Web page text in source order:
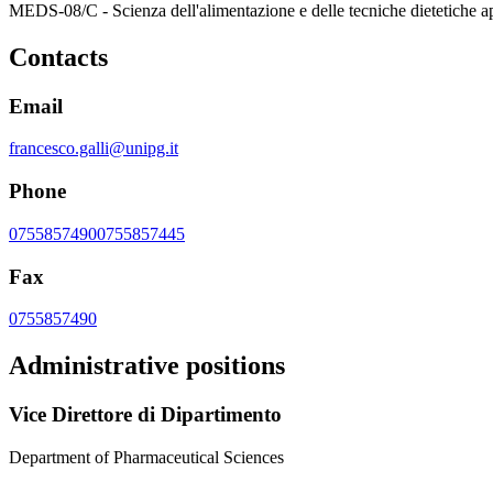
MEDS-08/C - Scienza dell'alimentazione e delle tecniche dietetiche
Contacts
Email
francesco.galli@unipg.it
Phone
07558574900755857445
Fax
0755857490
Administrative positions
Vice Direttore di Dipartimento
Department of Pharmaceutical Sciences